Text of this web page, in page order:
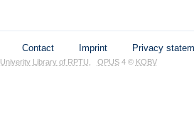
Contact Imprint Privacy
Univerity Library of RPTU OPUS4 © KOBV